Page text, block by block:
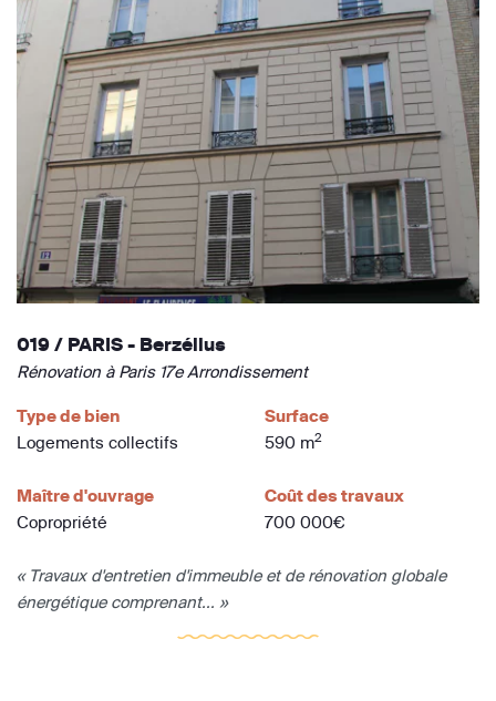
019 / PARIS - Berzélius
Rénovation à Paris 17e Arrondissement
Type de bien
Logements collectifs
Surface
590 m2
Maître d'ouvrage
Copropriété
Coût des travaux
700 000€
« Travaux d'entretien d'immeuble et de rénovation globale
énergétique comprenant... »